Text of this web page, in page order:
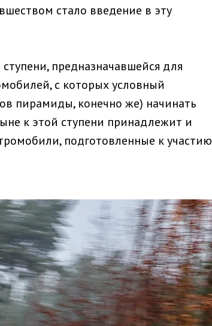
стало введение в эту
предназначавшейся для
с которых условный
пирамиды, конечно же) начинать
к этой ступени принадлежит и
подготовленные к участию